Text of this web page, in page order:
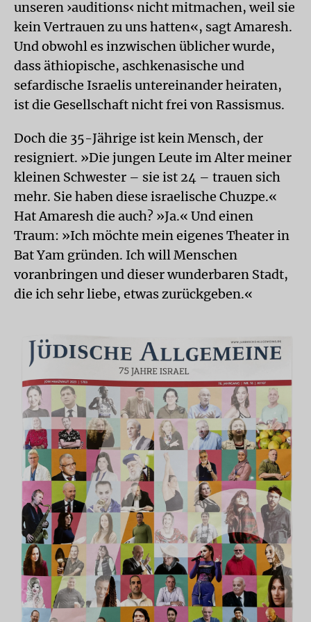
unseren ›auditions‹ nicht mitmachen, weil sie
kein Vertrauen zu uns hatten«, sagt Amaresh.
Und obwohl es inzwischen üblicher wurde,
dass äthiopische, aschkenasische und
sefardische Israelis untereinander heiraten,
ist die Gesellschaft nicht frei von Rassismus.
Doch die 35-Jährige ist kein Mensch, der
resigniert. »Die jungen Leute im Alter meiner
kleinen Schwester – sie ist 24 – trauen sich
mehr. Sie haben diese israelische Chuzpe.«
Hat Amaresh die auch? »Ja.« Und einen
Traum: »Ich möchte mein eigenes Theater in
Bat Yam gründen. Ich will Menschen
voranbringen und dieser wunderbaren Stadt,
die ich sehr liebe, etwas zurückgeben.«